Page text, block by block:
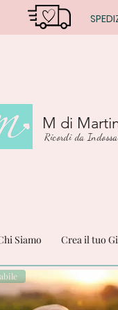
M di
Ricordi da
Siamo Crea il tuo